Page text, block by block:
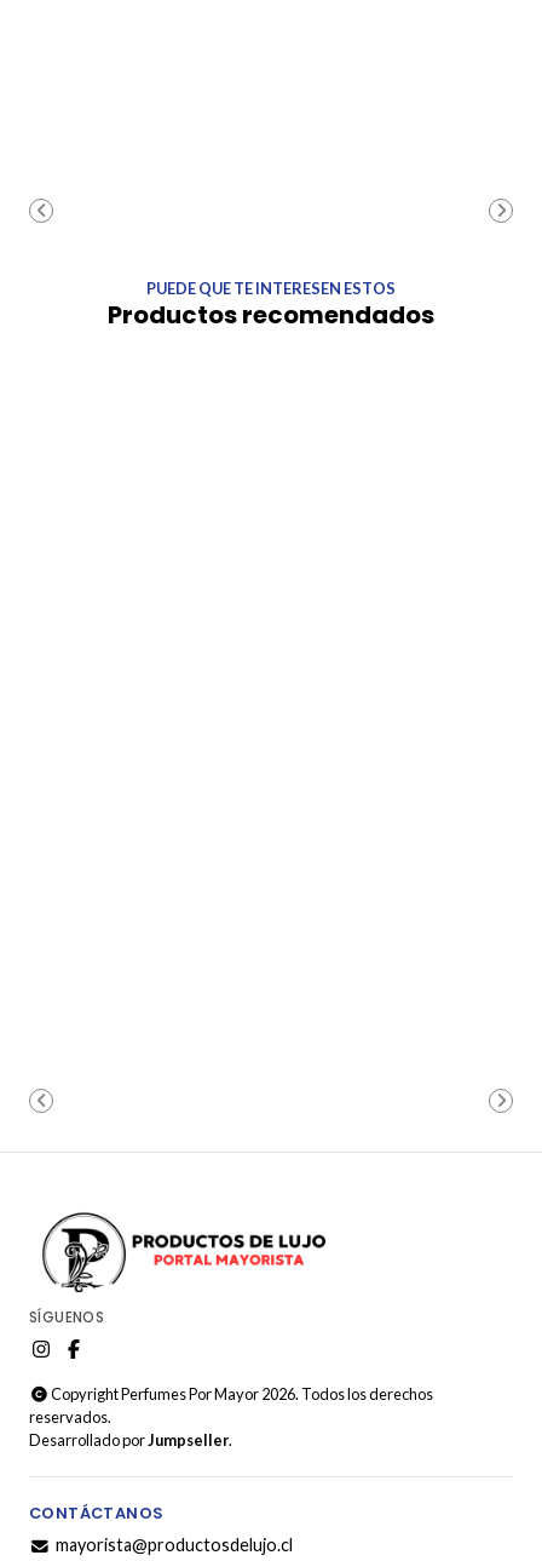
PUEDE QUE TE INTERESEN ESTOS
Productos recomendados
SÍGUENOS
Copyright Perfumes Por Mayor 2026. Todos los derechos
reservados.
Desarrollado porJumpseller.
CONTÁCTANOS
mayorista@productosdelujo.cl